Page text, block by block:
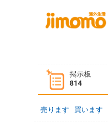
掲示板
814
タウン情報
売ります 買います